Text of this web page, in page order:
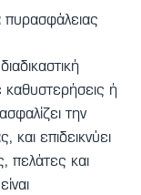
ή
την
και επιδεικνύει
πελάτες και